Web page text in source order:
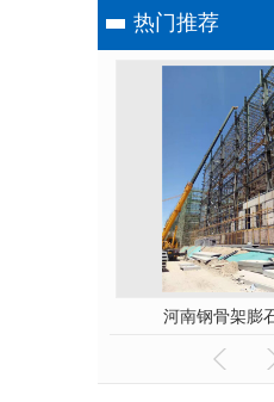
热门推荐
河南钢骨架膨石轻型板